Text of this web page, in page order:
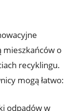
o
recyklingu.
mogą łatwo:
odpadów w